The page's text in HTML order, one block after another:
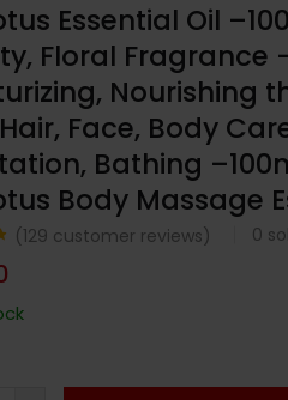
Essential Oil
Floral Fragrance
Nourishing
Face, Body
Bathing
Body Massage
(129 customer reviews) 0